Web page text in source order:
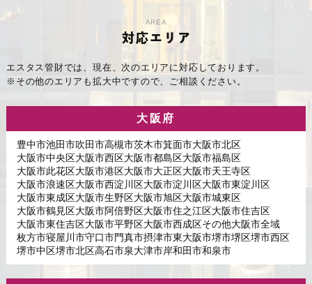
AREA
対応エリア
エスタス管財では、現在、次のエリアに対応しております。
※その他のエリアも拡大中ですので、ご相談ください。
大阪府
豊中市池田市吹田市高槻市茨木市箕面市大阪市北区
大阪市中央区大阪市西区大阪市都島区大阪市福島区
大阪市此花区大阪市港区大阪市大正区大阪市天王寺区
大阪市浪速区大阪市西淀川区大阪市淀川区大阪市東淀川区
大阪市東成区大阪市生野区大阪市旭区大阪市城東区
大阪市鶴見区大阪市阿倍野区大阪市住之江区大阪市住吉区
大阪市東住吉区大阪市平野区大阪市西成区その他大阪市全域
枚方市寝屋川市守口市門真市摂津市東大阪市堺市堺区堺市西区
堺市中区堺市北区高石市泉大津市岸和田市和泉市